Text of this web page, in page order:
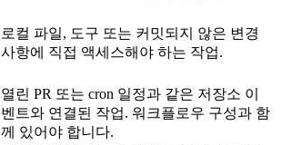
로컬 파일, 도구 또는 커밋되지 않은 변경
사항에 직접 액세스해야 하는 작업.
열린 PR 또는 cron 일정과 같은 저장소 이
벤트와 연결된 작업. 워크플로우 구성과 함
께 있어야 합니다.